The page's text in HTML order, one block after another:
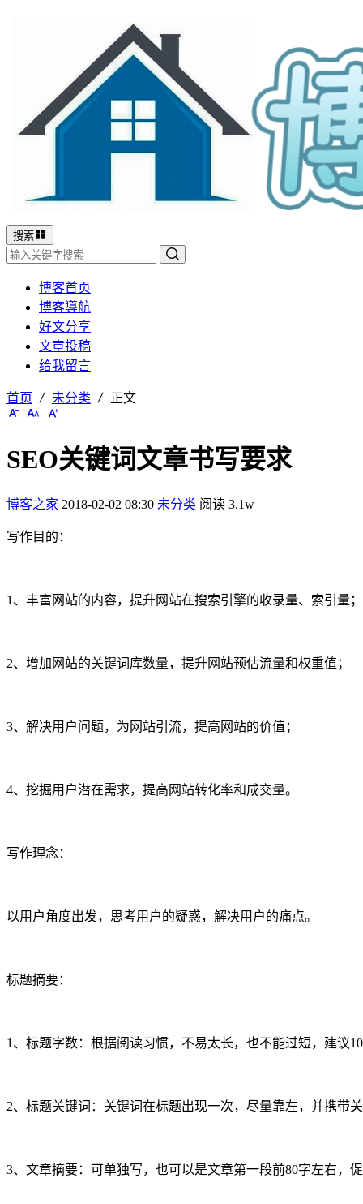
搜索
博客首页
博客導航
好文分享
文章投稿
给我留言
首页 未分类 正文
SEO关键词文章书写要求
博客之家 2018-02-02 08:30 未分类 阅读 3.1w
写作目的：
1、丰富网站的内容，提升网站在搜索引擎的收录量、索引量；
2、增加网站的关键词库数量，提升网站预估流量和权重值；
3、解决用户问题，为网站引流，提高网站的价值；
4、挖掘用户潜在需求，提高网站转化率和成交量。
写作理念：
以用户角度出发，思考用户的疑惑，解决用户的痛点。
标题摘要：
1、标题字数：根据阅读习惯，不易太长，也不能过短，建议
2、标题关键词：关键词在标题出现一次，尽量靠左，并携带
3、文章摘要：可单独写，也可以是文章第一段前80字左右，